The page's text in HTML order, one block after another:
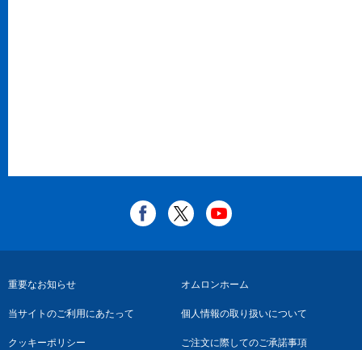
フ
ッ
タ
重要なお知らせ オムロンホーム
当サイトのご利用にあたって 個人情報の取り扱いについて
クッキーポリシー ご注文に際してのご承諾事項